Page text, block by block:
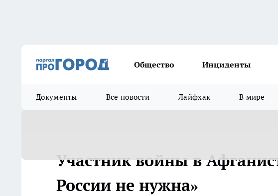
Общество Инциденты
Документы Все новости Лайфхак В мире
Участник войны в
России не нужна»